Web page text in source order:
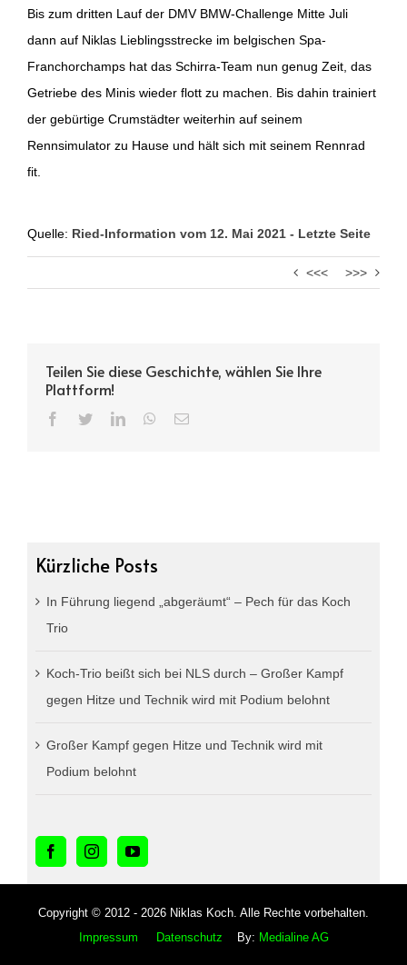
Bis zum dritten Lauf der DMV BMW-Challenge Mitte Juli
dann auf Niklas Lieblingsstrecke im belgischen Spa-
Franchorchamps hat das Schirra-Team nun genug Zeit, das
Getriebe des Minis wieder flott zu machen. Bis dahin trainiert
der gebürtige Crumstädter weiterhin auf seinem
Rennsimulator zu Hause und hält sich mit seinem Rennrad
fit.
Quelle: Ried-Information vom 12. Mai 2021 - Letzte Seite
<<< >>>
Teilen Sie diese Geschichte, wählen Sie Ihre
Plattform!
Facebook
TwitterLinkedInWhatsApp
Email
Kürzliche Posts
In Führung liegend „abgeräumt“ – Pech für das Koch
Trio
Koch-Trio beißt sich bei NLS durch – Großer Kampf
gegen Hitze und Technik wird mit Podium belohnt
Großer Kampf gegen Hitze und Technik wird mit
Podium belohnt
Copyright © 2012 - 2026 Niklas Koch. Alle Rechte vorbehalten.
Impressum
Datenschutz By: Medialine AG